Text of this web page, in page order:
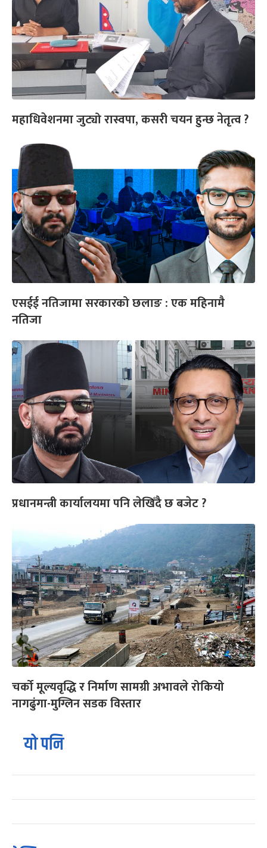
महाधिवेशनमा जुट्यो रास्वपा, कसरी चयन हुन्छ नेतृत्व ?
एसईई नतिजामा सरकारको छलाङ : एक महिनामै
नतिजा
प्रधानमन्त्री कार्यालयमा पनि लेखिँदै छ बजेट ?
चर्को मूल्यवृद्धि र निर्माण सामग्री अभावले रोकियो
नागढुंगा-मुग्लिन सडक विस्तार
यो पनि